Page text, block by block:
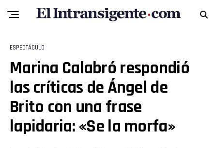
ESPECTÁCULO
Marina Calabró respondió
las críticas de Ángel de
Brito con una frase
lapidaria: «Se la morfa»